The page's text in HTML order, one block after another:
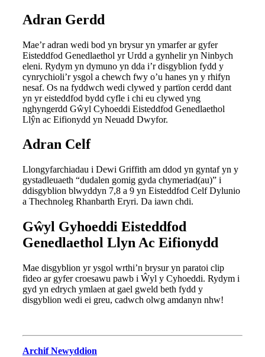
Adran Gerdd
Mae’r adran wedi bod yn brysur yn ymarfer ar gyfer
Eisteddfod Genedlaethol yr Urdd a gynhelir yn Ninbych
eleni. Rydym yn dymuno yn dda i’r disgyblion fydd y
cynrychioli’r ysgol a chewch fwy o’u hanes yn y rhifyn
nesaf. Os na fyddwch wedi clywed y partïon cerdd dant
yn yr eisteddfod bydd cyfle i chi eu clywed yng
nghyngerdd Gŵyl Cyhoeddi Eisteddfod Genedlaethol
Llŷn ac Eifionydd yn Neuadd Dwyfor.
Adran Celf
Llongyfarchiadau i Dewi Griffith am ddod yn gyntaf yn y
gystadleuaeth “dudalen gomig gyda chymeriad(au)” i
ddisgyblion blwyddyn 7,8 a 9 yn Eisteddfod Celf Dylunio
a Thechnoleg Rhanbarth Eryri. Da iawn chdi.
Gŵyl Gyhoeddi Eisteddfod
Genedlaethol Llyn Ac Eifionydd
Mae disgyblion yr ysgol wrthi’n brysur yn paratoi clip
fideo ar gyfer croesawu pawb i Ŵyl y Cyhoeddi. Rydym i
gyd yn edrych ymlaen at gael gweld beth fydd y
disgyblion wedi ei greu, cadwch olwg amdanyn nhw!
Archif Newyddion